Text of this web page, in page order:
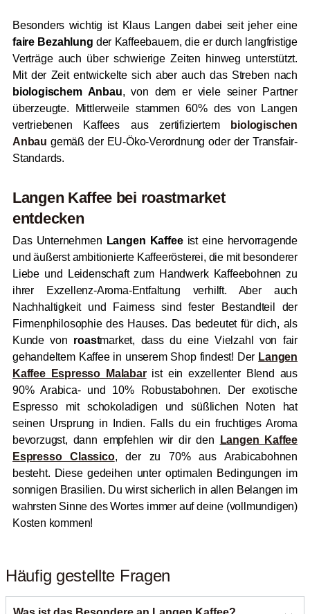
Besonders wichtig ist Klaus Langen dabei seit jeher eine
faire Bezahlung der Kaffeebauern, die er durch langfristige
Verträge auch über schwierige Zeiten hinweg unterstützt.
Mit der Zeit entwickelte sich aber auch das Streben nach
biologischem Anbau, von dem er viele seiner Partner
überzeugte. Mittlerweile stammen 60% des von Langen
vertriebenen Kaffees aus zertifiziertem
biologischen
Anbau gemäß der EU-Öko-Verordnung oder der Transfair-
Standards.
Langen Kaffee bei roastmarket
entdecken
Das Unternehmen Langen Kaffeeist eine hervorragende
und äußerst ambitionierte Kaffeerösterei, die mit besonderer
Liebe und Leidenschaft zum Handwerk Kaffeebohnen zu
ihrer Exzellenz-Aroma-Entfaltung verhilft. Aber auch
Nachhaltigkeit und Fairness sind fester Bestandteil der
Firmenphilosophie des Hauses. Das bedeutet für dich, als
Kunde von roastmarket, dass du eine Vielzahl von fair
gehandeltem Kaffee in unserem Shop findest! Der Langen
Kaffee Espresso Malabarist ein exzellenter Blend aus
90% Arabica- und 10% Robustabohnen. Der exotische
Espresso mit schokoladigen und süßlichen Noten hat
seinen Ursprung in Indien. Falls du ein fruchtiges Aroma
bevorzugst, dann empfehlen wir dir den
Langen Kaffee
Espresso Classico, der zu 70% aus Arabicabohnen
besteht. Diese gedeihen unter optimalen Bedingungen im
sonnigen Brasilien. Du wirst sicherlich in allen Belangen im
wahrsten Sinne des Wortes immer auf deine (vollmundigen)
Kosten kommen!
Häufig gestellte Fragen